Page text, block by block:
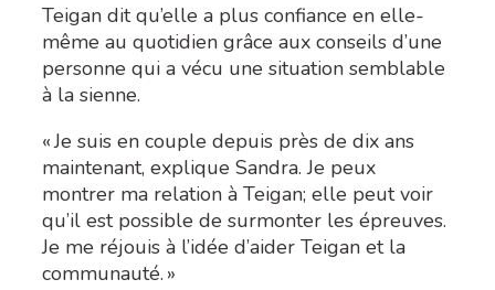
Teigan dit qu’elle a plus confiance en elle-
même au quotidien grâce aux conseils d’une
personne qui a vécu une situation semblable
à la sienne.
« Je suis en couple depuis près de dix ans
maintenant, explique Sandra. Je peux
montrer ma relation à Teigan; elle peut voir
qu’il est possible de surmonter les épreuves.
Je me réjouis à l’idée d’aider Teigan et la
communauté. »